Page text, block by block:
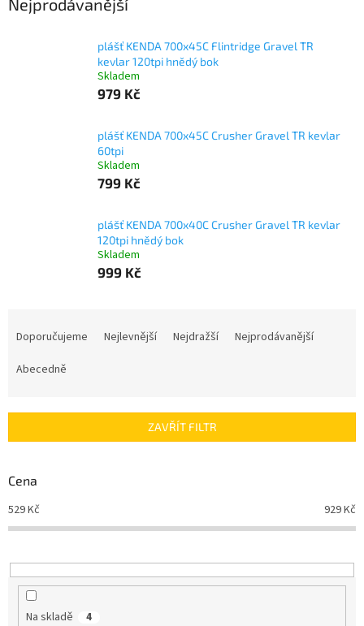
plášť KENDA 700x45C Flintridge Gravel TR
kevlar 120tpi hnědý bok
Skladem
979 Kč
plášť KENDA 700x45C Crusher Gravel TR kevlar
60tpi
Skladem
799 Kč
plášť KENDA 700x40C Crusher Gravel TR kevlar
120tpi hnědý bok
Skladem
999 Kč
r
d
k
t
Doporučujeme Nejlevnější Nejdražší
Nejprodávanější
Abecedně
ZAVŘÍT FILTR
Cena
529Kč 929Kč
Na skladě 4